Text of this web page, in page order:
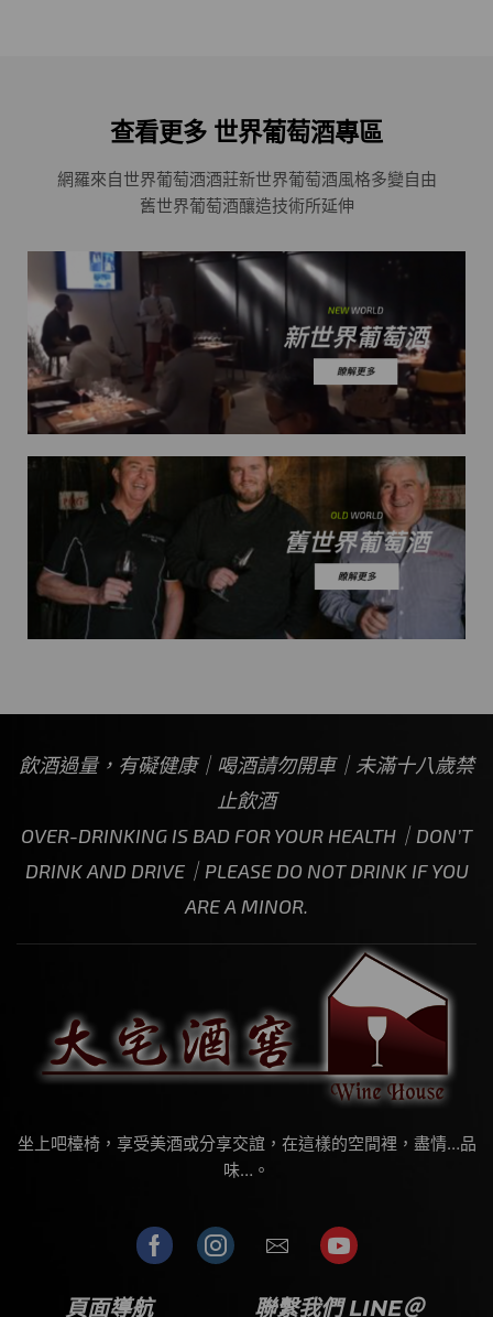
查看更多 世界葡萄酒專區
網羅來自世界葡萄酒酒莊新世界葡萄酒風格多變自由
舊世界葡萄酒釀造技術所延伸
飲酒過量，有礙健康｜喝酒請勿開車｜未滿十八歲禁
止飲酒
OVER-DRINKING IS BAD FOR YOUR HEALTH｜DON’T
DRINK AND DRIVE｜PLEASE DO NOT DRINK IF YOU
ARE A MINOR.
坐上吧檯椅，享受美酒或分享交誼，在這樣的空間裡，盡情…品
味…。
頁面導航 聯繫我們 LINE＠